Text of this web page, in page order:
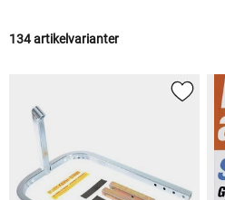
134 artikelvarianter